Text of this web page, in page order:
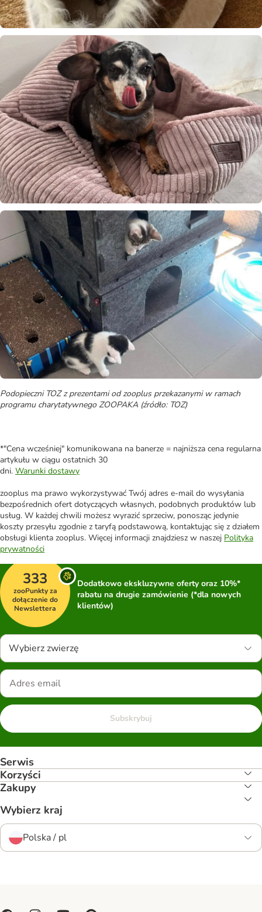
Podopieczni TOZ z prezentami od zooplus przekazanymi w ramach
programu charytatywnego ZOOPAKA (źródło: TOZ)
*"Cena wcześniej" komunikowana na banerze = najniższa cena regularna
artykułu w ciągu ostatnich 30
dni. Warunki dostawy
zooplus ma prawo wykorzystywać Twój adres e-mail do wysyłania
bezpośrednich ofert dotyczących własnych, podobnych produktów lub
usług. W każdej chwili możesz wyrazić sprzeciw, ponosząc jedynie
koszty przesyłu zgodnie z taryfą podstawową, kontaktując się z działem
obsługi klienta zooplus. Więcej informacji znajdziesz w naszej Polityka
prywatności
333
zooPunkty za
dołączenie do
Newslettera
Dodatkowo ekskluzywne oferty oraz 10%*
rabatu na drugie zamówienie (*dla nowych
klientów)
Wybierz zwierzę
Subskrybuj
Serwis
Korzyści
Zakupy
Wybierz kraj
Polska / pl